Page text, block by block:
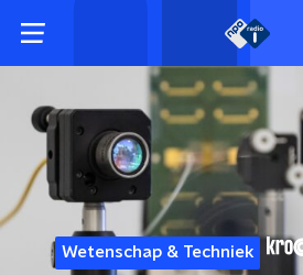
Wetenschap & Techniek